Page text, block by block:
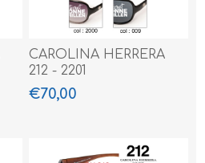
CAROLINA HERRERA
212 - 2201
€70,00